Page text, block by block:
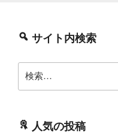
サイト内検索
索:
人気の投稿